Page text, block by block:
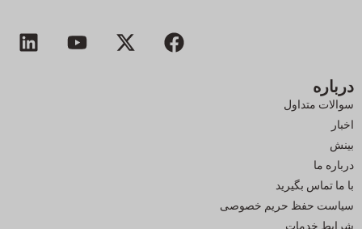
ف
ی
ا
ی
ی
و
ل
ی
درباره
سوالات متداول
اخبار
بینش
درباره ما
با ما تماس بگیرید
سیاست حفظ حریم خصوصی
شرایط خدمات